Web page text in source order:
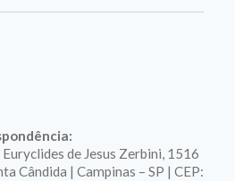
de Jesus Zerbini, 1516
Cândida | Campinas – SP | CEP: